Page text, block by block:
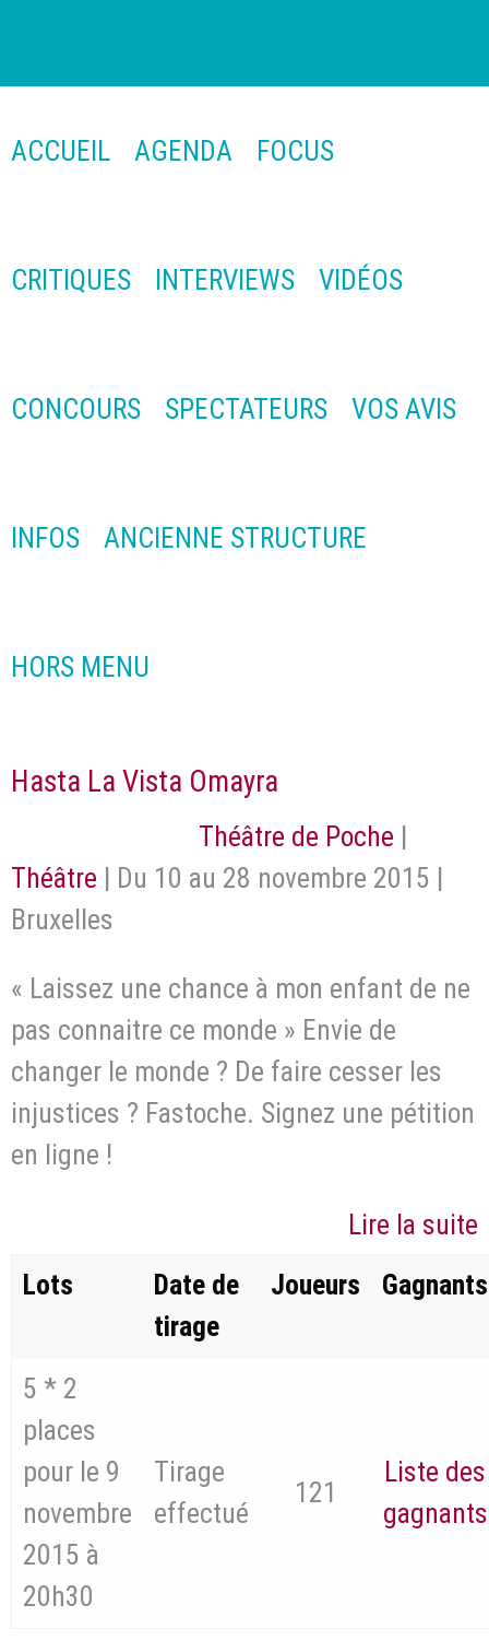
ACCUEIL AGENDA FOCUS
CRITIQUES INTERVIEWS VIDÉOS
CONCOURS SPECTATEURS VOS AVIS
INFOS ANCIENNE STRUCTURE
HORS MENU
Hasta La Vista Omayra
Théâtre de Poche |
Théâtre
Bruxelles
« Laissez une chance à mon enfant de ne
pas connaitre ce monde » Envie de
changer le monde ? De faire cesser les
injustices ? Fastoche. Signez une pétition
en ligne !
Lire la suite
Lots
Date de
tirage
Joueurs Gagnants
5 * 2
places
pour le 9
novembre
2015 à
20h30
Tirage
effectué
121
Liste des
gagnants